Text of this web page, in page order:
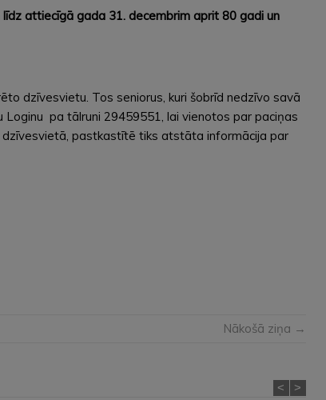
attiecīgā gada 31. decembrim aprit 80 gadi un
dzīvesvietu. Tos seniorus, kuri šobrīd nedzīvo savā
pa tālruni 29459551, lai vienotos par paciņas
dzīvesvietā, pastkastītē tiks atstāta informācija par
Nākošā ziņa →
< >